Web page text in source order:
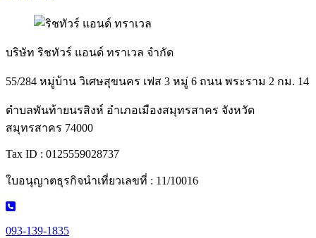
บริษัท ริชทัวร์ แอนด์ ทราเวล จำกัด
55/284 หมู่บ้าน วิเศษสุขนคร เฟส 3 หมู่ 6 ถนน พระราม 2 กม. 14
ตำบลพันท้ายนรสิงห์ อำเภอเมืองสมุทรสาคร จังหวัด
สมุทรสาคร 74000
Tax ID : 0125559028737
ใบอนุญาตธุรกิจนำเที่ยวเลขที่ : 11/10016
093-139-1835